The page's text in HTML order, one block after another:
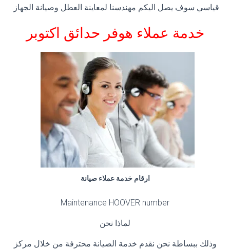
قياسي سوف يصل اليكم مهندسنا لمعاينة العطل وصيانة الجهاز.
خدمة عملاء هوفر حدائق اكتوبر
ارقام خدمة عملاء صيانة
Maintenance HOOVER number
لماذا نحن
وذلك ببساطة نحن نقدم خدمة الصيانة محترفة من خلال مركز